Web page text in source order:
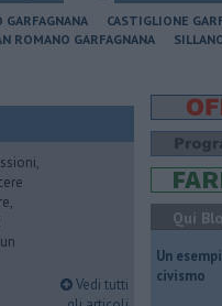
GARFAGNANA CASTIGLIONE
ROMANO GARFAGNANA
Vedi tutti
Qui
​Un
civismo